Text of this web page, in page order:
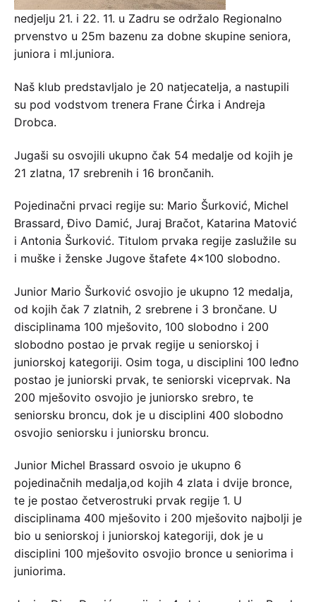
nedjelju 21. i 22. 11. u Zadru se održalo Regionalno
prvenstvo u 25m bazenu za dobne skupine seniora,
juniora i ml.juniora.
Naš klub predstavljalo je 20 natjecatelja, a nastupili
su pod vodstvom trenera Frane Ćirka i Andreja
Drobca.
Jugaši su osvojili ukupno čak 54 medalje od kojih je
21 zlatna, 17 srebrenih i 16 brončanih.
Pojedinačni prvaci regije su: Mario Šurković, Michel
Brassard, Đivo Damić, Juraj Bračot, Katarina Matović
i Antonia Šurković. Titulom prvaka regije zaslužile su
i muške i ženske Jugove štafete 4×100 slobodno.
Junior Mario Šurković osvojio je ukupno 12 medalja,
od kojih čak 7 zlatnih, 2 srebrene i 3 brončane. U
disciplinama 100 mješovito, 100 slobodno i 200
slobodno postao je prvak regije u seniorskoj i
juniorskoj kategoriji. Osim toga, u disciplini 100 leđno
postao je juniorski prvak, te seniorski viceprvak. Na
200 mješovito osvojio je juniorsko srebro, te
seniorsku broncu, dok je u disciplini 400 slobodno
osvojio seniorsku i juniorsku broncu.
Junior Michel Brassard osvoio je ukupno 6
pojedinačnih medalja,od kojih 4 zlata i dvije bronce,
te je postao četverostruki prvak regije 1. U
disciplinama 400 mješovito i 200 mješovito najbolji je
bio u seniorskoj i juniorskoj kategoriji, dok je u
disciplini 100 mješovito osvojio bronce u seniorima i
juniorima.